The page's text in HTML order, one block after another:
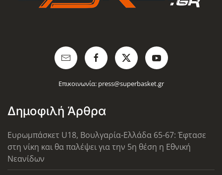
Επικοινωνία: press@superbasket.gr
Δημοφιλή Άρθρα
Ευρωμπάσκετ U18, Βουλγαρία-Ελλάδα 65-67: Έφτασε
στη νίκη και θα παλέψει για την 5η θέση η Εθνική
Νεανίδων